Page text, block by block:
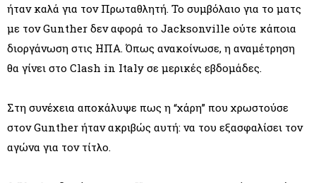
ήταν καλά για τον Πρωταθλητή. Το συμβόλαιο για το ματς
με τον Gunther δεν αφορά το Jacksonville ούτε κάποια
διοργάνωση στις ΗΠΑ. Όπως ανακοίνωσε, η αναμέτρηση
θα γίνει στο Clash in Italy σε μερικές εβδομάδες.
Στη συνέχεια αποκάλυψε πως η “χάρη” που χρωστούσε
στον Gunther ήταν ακριβώς αυτή: να του εξασφαλίσει τον
αγώνα για τον τίτλο.